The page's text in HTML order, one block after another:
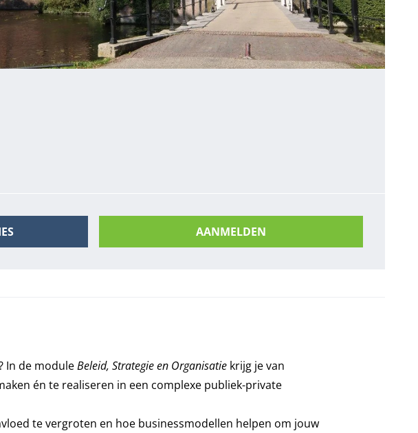
AANMELDEN
In de moduleBeleid, Strategie en Organisatiekrijg je van
én te realiseren in een complexe publiek-private
te vergroten en hoe businessmodellen helpen om jouw